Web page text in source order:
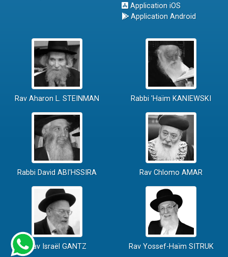
Application iOS
Application Android
Rav Aharon L. STEINMAN Rabbi 'Haïm KANIEWSKI
Rabbi David ABI'HSSIRA Rav Chlomo AMAR
Rav Israël GANTZ Rav Yossef-Haïm SITRUK